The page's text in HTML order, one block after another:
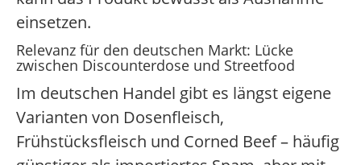
einsetzen.
Relevanz für den deutschen Markt: Lücke
zwischen Discounterdose und Streetfood
Im deutschen Handel gibt es längst eigene
Varianten von Dosenfleisch,
Frühstücksfleisch und Corned Beef – häufig